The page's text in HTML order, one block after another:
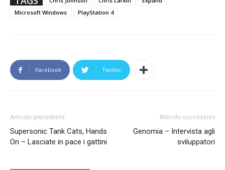
Microsoft Windows
PlayStation 4
Facebook Twitter
Articolo precedente
Supersonic Tank Cats, Hands
On – Lasciate in pace i gattini
Articolo successivo
Genomia – Intervista agli
sviluppatori